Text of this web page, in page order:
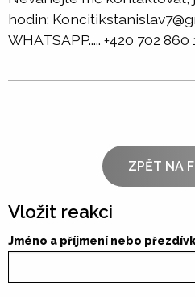
hodin:
WHATSAPP..... +420 702 860
ZPĚT NA
Vložit reakci
Jméno a příjmení nebo